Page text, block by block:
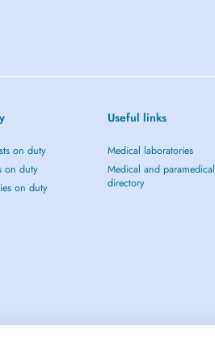
Optimiser la façon dont votre corps
ciblé des nœuds musculaires
on duty
on duty
on duty
Useful links
Medical laboratories
Medical and paramedical
directory